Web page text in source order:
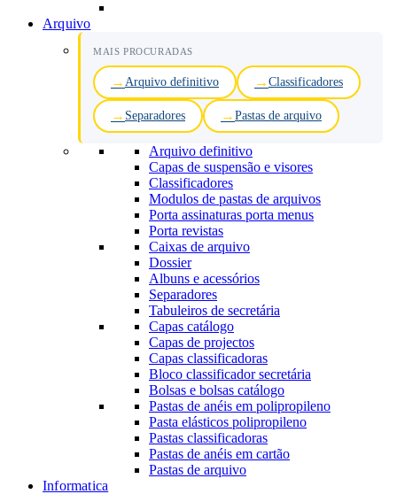
Arquivo
MAIS PROCURADAS
Arquivo definitivo Classificadores
Separadores Pastas de arquivo
Arquivo definitivo
Capas de suspensão e visores
Classificadores
Modulos de pastas de arquivos
Porta assinaturas porta menus
Porta revistas
Caixas de arquivo
Dossier
Albuns e acessórios
Separadores
Tabuleiros de secretária
Capas catálogo
Capas de projectos
Capas classificadoras
Bloco classificador secretária
Bolsas e bolsas catálogo
Pastas de anéis em polipropileno
Pasta elásticos polipropileno
Pastas classificadoras
Pastas de anéis em cartão
Pastas de arquivo
Informatica